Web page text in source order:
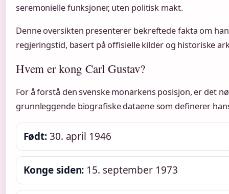
seremonielle funksjoner, uten politisk makt.
Denne oversikten presenterer bekreftede fakta om
regjeringstid, basert på offisielle kilder og historiske
Hvem er kong Carl Gustav?
For å forstå den svenske monarkens posisjon, er det
grunnleggende biografiske dataene som definerer
Født:30. april 1946
Konge siden: 15. september 1973